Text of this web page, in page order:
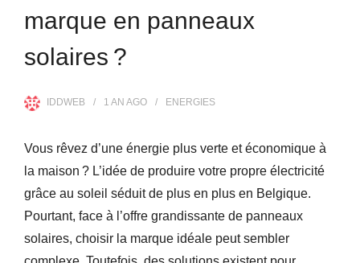
marque en panneaux
solaires ?
IDDWEB 1 AN AGO ENERGIES
Vous rêvez d’une énergie plus verte et économique à
la maison ? L’idée de produire votre propre électricité
grâce au soleil séduit de plus en plus en Belgique.
Pourtant, face à l’offre grandissante de panneaux
solaires, choisir la marque idéale peut sembler